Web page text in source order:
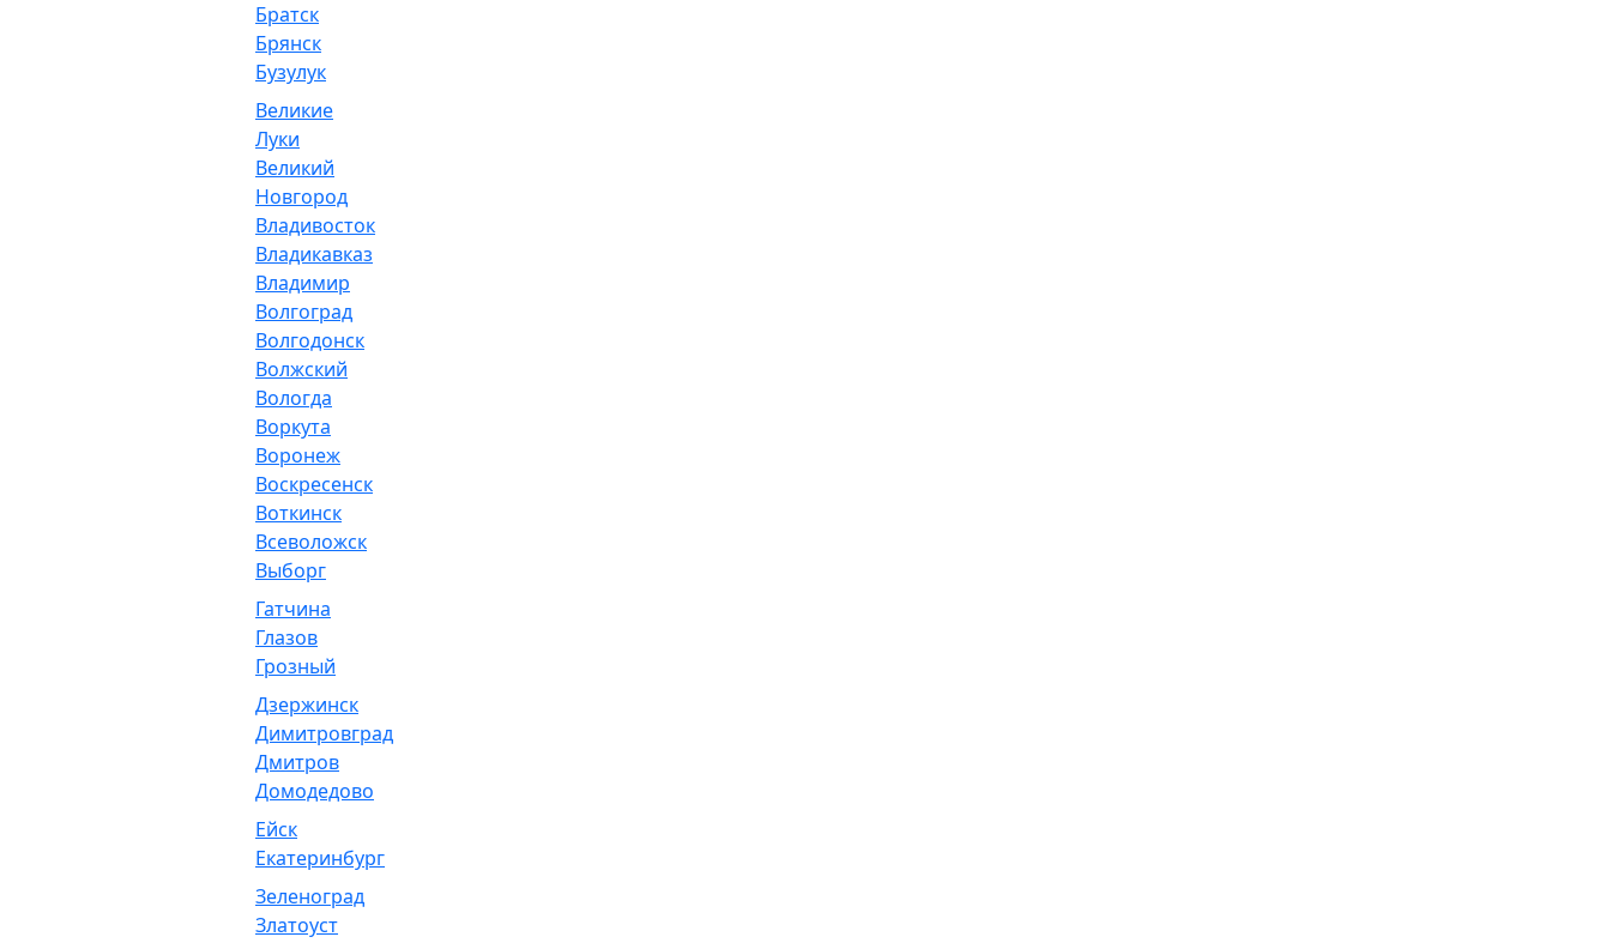
Братск
Брянск
Бузулук
Великие
Луки
Великий
Новгород
Владивосток
Владикавказ
Владимир
Волгоград
Волгодонск
Волжский
Вологда
Воркута
Воронеж
Воскресенск
Воткинск
Всеволожск
Выборг
Гатчина
Глазов
Грозный
Дзержинск
Димитровград
Дмитров
Домодедово
Ейск
Екатеринбург
Зеленоград
Златоуст